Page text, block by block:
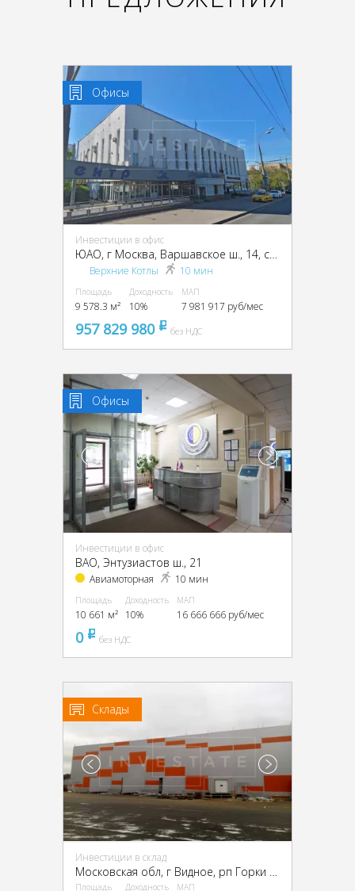
Офисы
Инвестиции в офис
ЮАО, г Москва, Варшавское ш., 14, стр. 1
Верхние Котлы 10 мин
Площадь
9 578.3 м²
Доходность
10%
МАП
7 981 917 руб/мес
957 829 980 pуббез НДС
Офисы
Инвестиции в офис
ВАО, Энтузиастов ш., 21
Авиамоторная 10 мин
Площадь
10 661 м²
Доходность
10%
МАП
16 666 666 руб/мес
0 pуббез НДС
Склады
Инвестиции в склад
Площадь Доходность МАП